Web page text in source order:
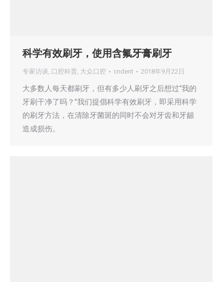
科学有效刷牙，使用含氟牙膏刷牙
专家访谈, 口腔科普, 大众口腔 cndent 2018年9月22日
大多数人每天都刷牙，但有多少人刷牙之后想过“我的
牙刷干净了吗？”我们提倡科学有效刷牙，即采用科学
的刷牙方法，在清除牙菌斑的同时不会对牙齿和牙龈
造成损伤。